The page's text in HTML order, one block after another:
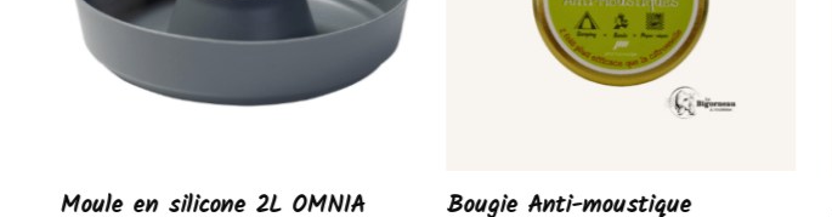
Moule en silicone 2L OMNIA Bougie Anti-moustique